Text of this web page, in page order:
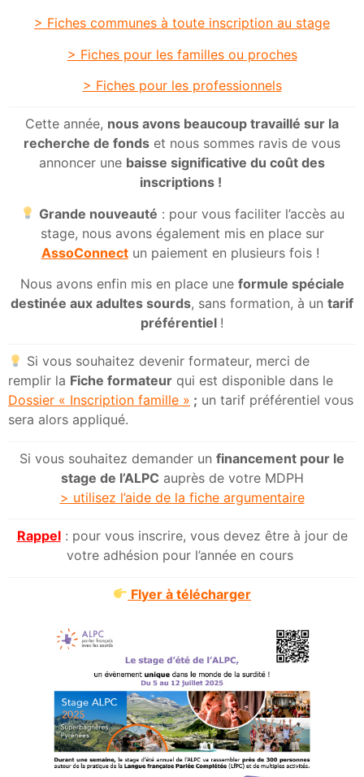
> Fiches communes à toute inscription au stage
> Fiches pour les familles ou proches
> Fiches pour les professionnels
Cette année, nous avons beaucoup travaillé sur la
recherche de fonds et nous sommes ravis de vous
annoncer une baisse significative du coût des
inscriptions !
Grande nouveauté : pour vous faciliter l’accès au
stage, nous avons également mis en place sur
AssoConnectun paiement en plusieurs fois !
Nous avons enfin mis en place une formule spéciale
destinée aux adultes sourds, sans formation, à un tarif
préférentiel !
Si vous souhaitez devenir formateur, merci de
remplir la Fiche formateur qui est disponible dans le
Dossier « Inscription famille » ; un tarif préférentiel vous
sera alors appliqué.
Si vous souhaitez demander un financement pour le
stage de l’ALPC auprès de votre MDPH
> utilisez l’aide de la fiche argumentaire
Rappel: pour vous inscrire, vous devez être à jour de
votre adhésion pour l’année en cours
Flyer à télécharger